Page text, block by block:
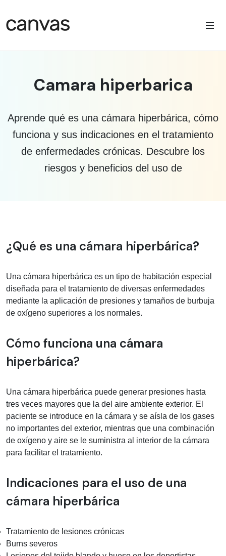
Camara hiperbarica
Aprende qué es una cámara hiperbárica, cómo
funciona y sus indicaciones en el tratamiento
de enfermedades crónicas. Descubre los
riesgos y beneficios del uso de
Información médica sobre camara
¿Qué es una cámara hiperbárica?
Una cámara hiperbárica es un tipo de habitación especial
diseñada para el tratamiento de diversas enfermedades
mediante la aplicación de presiones y tamaños de burbuja
de oxígeno superiores a los normales.
Cómo funciona una cámara
hiperbárica?
Una cámara hiperbárica puede generar presiones hasta
tres veces mayores que la del aire ambiente exterior. El
paciente se introduce en la cámara y se aísla de los gases
no importantes del exterior, mientras que una combinación
de oxígeno y aire se le suministra al interior de la cámara
para facilitar el tratamiento.
Indicaciones para el uso de una
cámara hiperbárica
Tratamiento de lesiones crónicas
Burns severos